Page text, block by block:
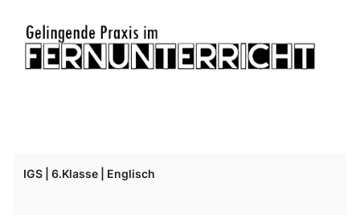
IGS | 6.Klasse | Englisch